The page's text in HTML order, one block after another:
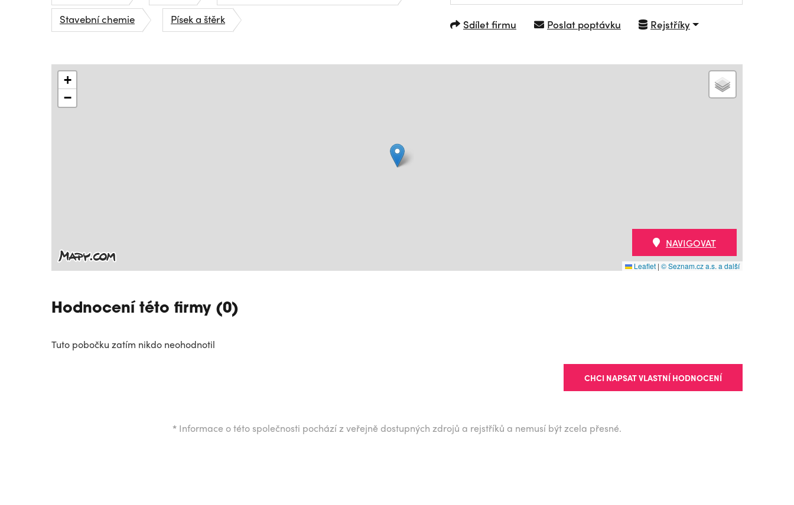
Stavební chemie
Písek a štěrk Sdílet firmu Poslat poptávku Rejstříky
+
−
Leaflet | © Seznam.cz a.s. a další
NAVIGOVAT
Hodnocení této firmy (0)
Tuto pobočku zatím nikdo neohodnotil
CHCI NAPSAT VLASTNÍ HODNOCENÍ
* Informace o této společnosti pochází z veřejně dostupných zdrojů a rejstříků a nemusí být zcela přesné.